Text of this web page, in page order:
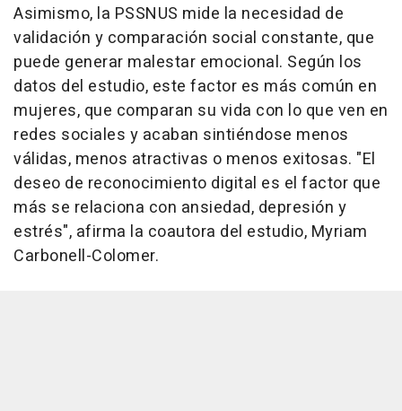
Asimismo, la PSSNUS mide la necesidad de
validación y comparación social constante, que
puede generar malestar emocional. Según los
datos del estudio, este factor es más común en
mujeres, que comparan su vida con lo que ven en
redes sociales y acaban sintiéndose menos
válidas, menos atractivas o menos exitosas. "El
deseo de reconocimiento digital es el factor que
más se relaciona con ansiedad, depresión y
estrés", afirma la coautora del estudio, Myriam
Carbonell-Colomer.